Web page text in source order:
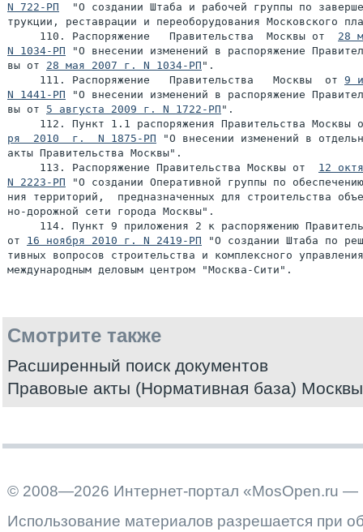
N 722-РП
"О создании Штаба и рабочей группы по
трукции, реставрации и переоборудования Московского
     110. Распоряжение   Правительства  Москвы от
28
N 1034-РП "О внесении изменений в распоряжение
вы от 28 мая 2007 г. N 1034-РП ".
     111. Распоряжение   Правительства   Москвы  от
9
N 1441-РП "О внесении изменений в распоряжение
вы от 5 августа 2009 г. N 1722-РП ".
112. Пункт 1.1 распоряжения Правительства Москвы
ря  2010  г.  N 1875-РП "О внесении изменений в
акты Правительства Москвы".
     113. Распоряжение Правительства Москвы от
12
N 2223-РП "О создании Оперативной группы по
ния территорий,  предназначенных для строительства
но-дорожной сети города Москвы".
114. Пункт 9 приложения 2 к распоряжению
от 16 ноября 2010 г. N 2419-РП "О создании Штаба по
тивных вопросов строительства и комплексного
Смотрите также
Расширенный поиск документов
Правовые акты (Нормативная база) Москвы
© 2008—2026 Интернет-портал «MosOpen.ru —
Использование материалов разрешается при